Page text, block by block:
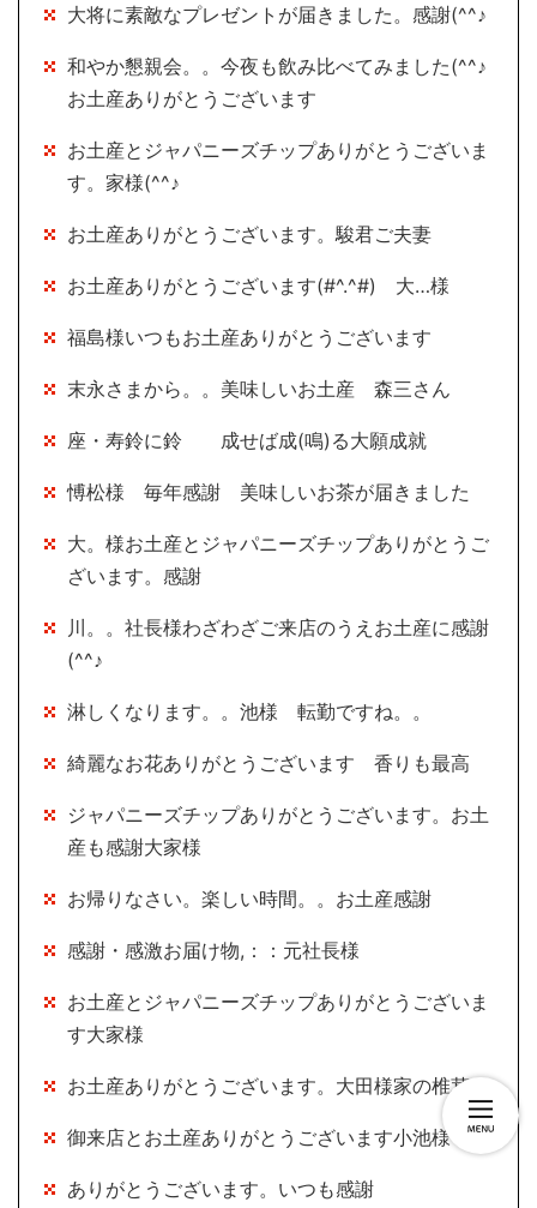
大将に素敵なプレゼントが届きました。感謝(^^♪
和やか懇親会。。今夜も飲み比べてみました(^^♪
お土産ありがとうございます
お土産とジャパニーズチップありがとうございま
す。家様(^^♪
お土産ありがとうございます。駿君ご夫妻
お土産ありがとうございます(#^.^#) 大…様
福島様いつもお土産ありがとうございます
末永さまから。。美味しいお土産 森三さん
座・寿鈴に鈴 成せば成(鳴)る大願成就
愽松様 毎年感謝 美味しいお茶が届きました
大。様お土産とジャパニーズチップありがとうご
ざいます。感謝
川。。社長様わざわざご来店のうえお土産に感謝
(^^♪
淋しくなります。。池様 転勤ですね。。
綺麗なお花ありがとうございます 香りも最高
ジャパニーズチップありがとうございます。お土
産も感謝大家様
お帰りなさい。楽しい時間。。お土産感謝
感謝・感激お届け物,：：元社長様
お土産とジャパニーズチップありがとうございま
す大家様
お土産ありがとうございます。大田様家の椎茸
御来店とお土産ありがとうございます小池様
ありがとうございます。いつも感謝